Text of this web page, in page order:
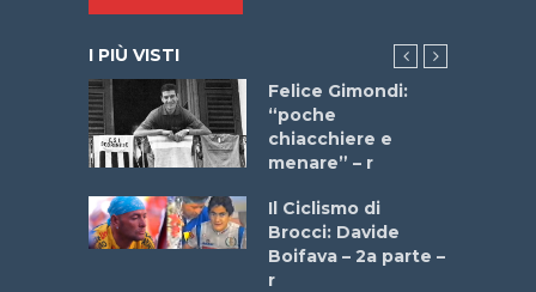
I PIÙ VISTI
Felice Gimondi:
“poche
chiacchiere e
menare” – r
Il Ciclismo di
Brocci: Davide
Boifava – 2a parte –
r